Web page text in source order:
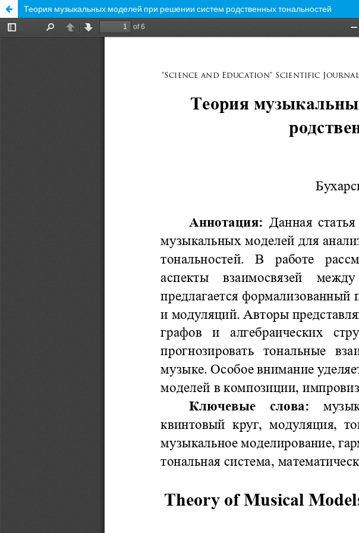
Теория музыкальных моделей при решении систем родственных тональностей